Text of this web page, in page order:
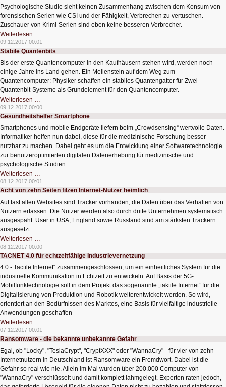
neue
Laufroboter
Psychologische Studie sieht keinen Zusammenhang zwischen dem Konsum von
forensischen Serien wie CSI und der Fähigkeit, Verbrechen zu vertuschen.
Zuschauer von Krimi-Serien sind eben keine besseren Verbrecher.
Weiterlesen …
Effekt
ist
ein
09.12.2017 00:01
Stabile Quantenbits
Bis der erste Quantencomputer in den Kaufhäusern stehen wird, werden noch
einige Jahre ins Land gehen. Ein Meilenstein auf dem Weg zum
Quantencomputer: Physiker schaffen ein stabiles Quantengatter für Zwei-
Quantenbit-Systeme als Grundelement für den Quantencomputer.
Weiterlesen …
Quantenbits
09.12.2017 00:00
Gesundheitshelfer Smartphone
Smartphones und mobile Endgeräte liefern beim „Crowdsensing“ wertvolle Daten.
Informatiker helfen nun dabei, diese für die medizinische Forschung besser
nutzbar zu machen. Dabei geht es um die Entwicklung einer Softwaretechnologie
zur benutzeroptimierten digitalen Datenerhebung für medizinische und
psychologische Studien.
Weiterlesen …
Smartphone
08.12.2017 00:01
Acht von zehn Seiten filzen Internet-Nutzer heimlich
Auf fast allen Websites sind Tracker vorhanden, die Daten über das Verhalten von
Nutzern erfassen. Die Nutzer werden also durch dritte Unternehmen systematisch
ausgespäht. User in USA, England sowie Russland sind am stärksten Trackern
ausgesetzt
Weiterlesen …
von
zehn
Seiten
Internet-
Nutzer
08.12.2017 00:00
TACNET 4.0 für echtzeitfähige Industrievernetzung
4.0 - Tactile Internet“ zusammengeschlossen, um ein einheitliches System für die
industrielle Kommunikation in Echtzeit zu entwickeln. Auf Basis der 5G-
Mobilfunktechnologie soll in dem Projekt das sogenannte „taktile Internet“ für die
Digitalisierung von Produktion und Robotik weiterentwickelt werden. So wird,
orientiert an den Bedürfnissen des Marktes, eine Basis für vielfältige industrielle
Anwendungen geschaffen
Weiterlesen …
4.0
für
echtzeitfähige
07.12.2017 00:01
Ransomware - die bekannte unbekannte Gefahr
Egal, ob "Locky", "TeslaCrypt", "CryptXXX" oder "WannaCry" - für vier von zehn
Internetnutzern in Deutschland ist Ransomware ein Fremdwort. Dabei ist die
Gefahr so real wie nie. Allein im Mai wurden über 200.000 Computer von
"WannaCry" verschlüsselt und damit komplett lahmgelegt. Experten raten jedoch,